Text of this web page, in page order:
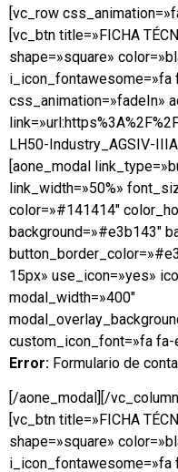
[vc_row
[vc_btn title=»FICHA
shape=»square»
css_animation=»fadeIn»
LH50-Industry_AGSIV-
[aone_modal
link_width=»50%»
color=»#141414″
background=»#e3b143″
15px» use_icon=»yes»
modal_width=»400″
custom_icon_font=»fa fa-
Error: Formulario de
[/aone_modal][/
[vc_btn title=»FICHA
shape=»square»